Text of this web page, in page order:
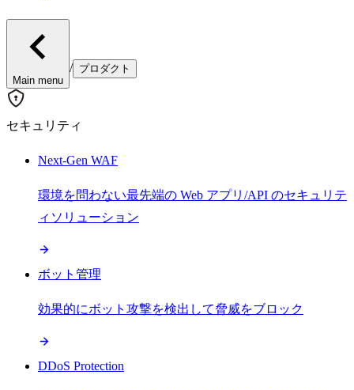
Main menu
/ プロダクト
セキュリティ
Next-Gen WAF
環境を問わない最先端の Web アプリ/API のセキュリテ
ィソリューション
ボット管理
効果的にボット攻撃を検出して脅威をブロック
DDoS Protection